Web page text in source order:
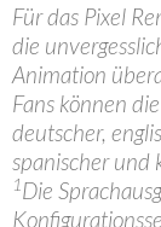
Für das Pixel
die
Animation
Fans können
deutscher,
spanischer und
1Die